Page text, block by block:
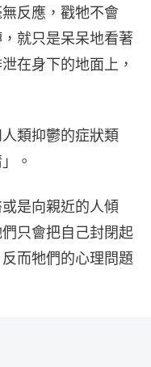
反應，戳牠不會
就只是呆呆地看著
在身下的地面上，
類抑鬱的症狀類
。
是向親近的人傾
只會把自己封閉起
而牠們的心理問題